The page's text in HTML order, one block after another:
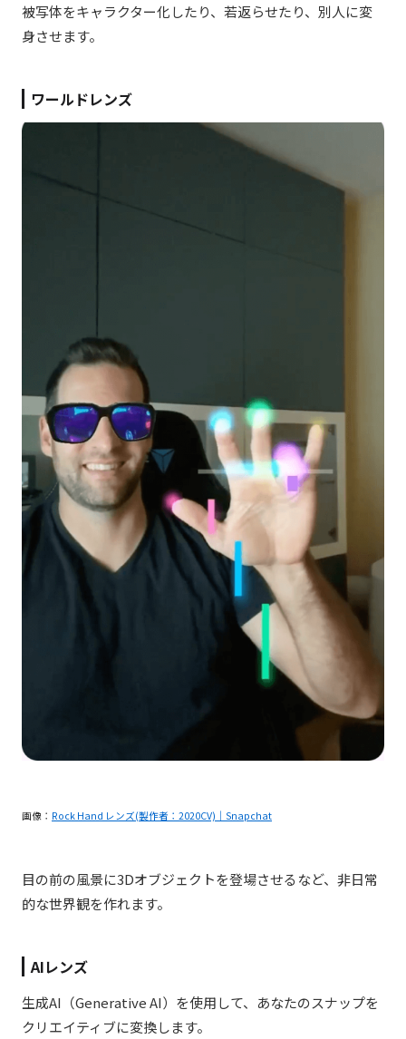
被写体をキャラクター化したり、若返らせたり、別人に変
身させます。
ワールドレンズ
画像： Rock Hand レンズ(製作者：2020CV)｜Snapchat
目の前の風景に3Dオブジェクトを登場させるなど、非日常
的な世界観を作れます。
AIレンズ
生成AI（Generative AI）を使用して、あなたのスナップを
クリエイティブに変換します。